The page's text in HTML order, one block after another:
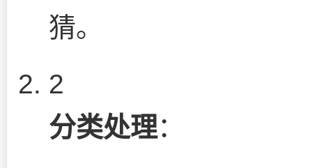
猜。
2
分类处理：